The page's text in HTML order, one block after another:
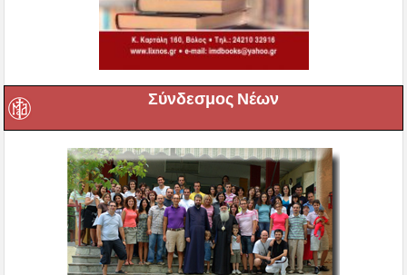
Σύνδεσμος Νέων